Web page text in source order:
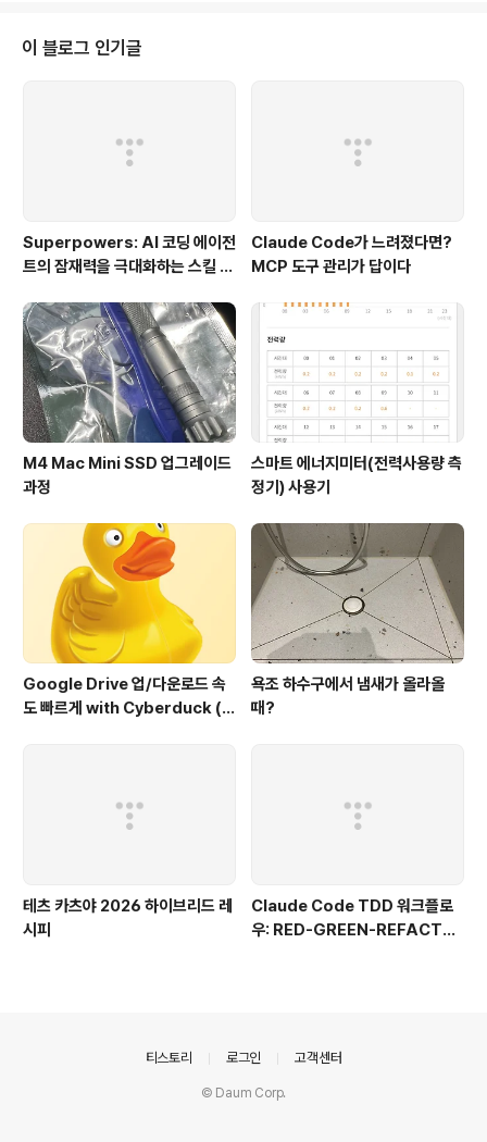
이 블로그 인기글
Superpowers: AI 코딩 에이전
트의 잠재력을 극대화하는 스킬 프
Claude Code가 느려졌다면?
MCP 도구 관리가 답이다
M4 Mac Mini SSD 업그레이드
과정
스마트 에너지미터(전력사용량 측
정기) 사용기
Google Drive 업/다운로드 속
도 빠르게 with Cyberduck (구
욕조 하수구에서 냄새가 올라올
때?
테츠 카츠야 2026 하이브리드 레
시피
Claude Code TDD 워크플로
우: RED-GREEN-REFACTO
티스토리 로그인 고객센터
© Daum Corp.